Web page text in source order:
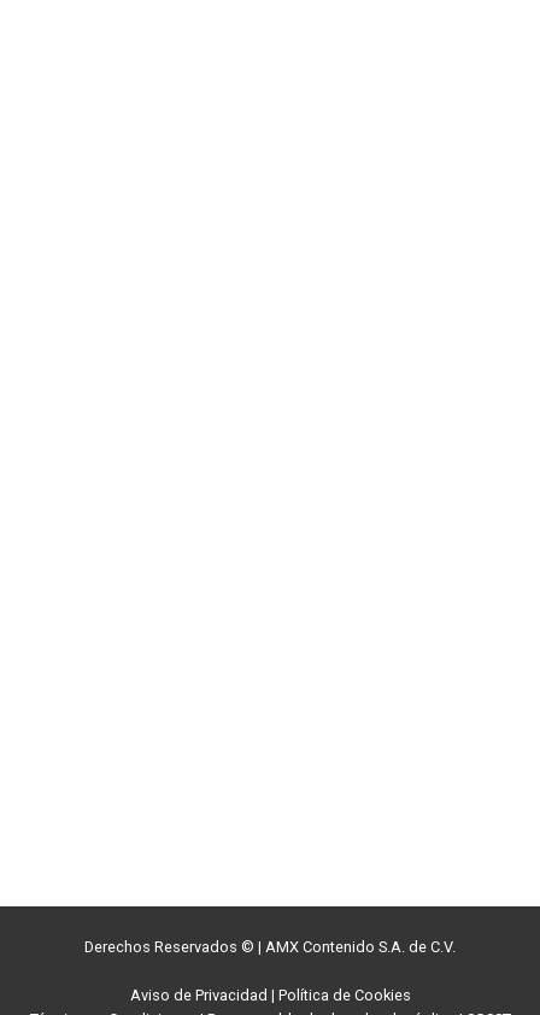
Derechos Reservados © | AMX Contenido S.A. de C.V.
Aviso de Privacidad | Política de Cookies